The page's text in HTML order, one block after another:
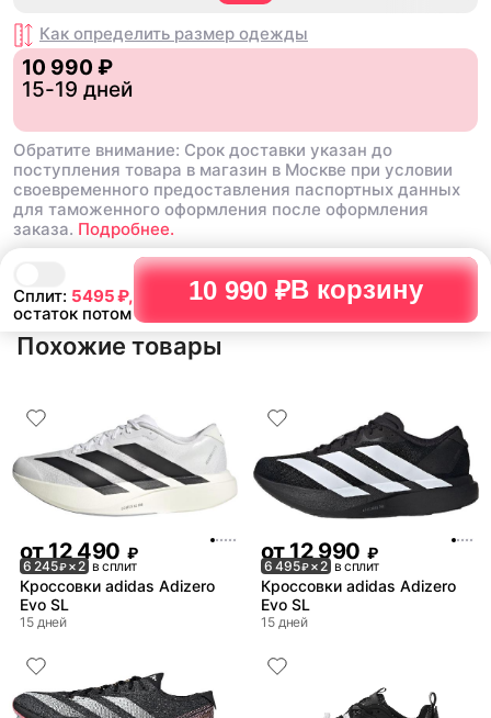
Сплит: 5495₽,
остаток потом
10 990 ₽В корзину
Как определить размер одежды
10 990 ₽
15-19 дней
Обратите внимание: Срок доставки указан до
поступления товара в магазин в Москве при условии
своевременного предоставления паспортных данных
для таможенного оформления после оформления
заказа. Подробнее.
Похожие товары
от 12 490 ₽
6 245₽× 2 в сплит
Кроссовки adidas Adizero
Evo SL
15 дней
от 12 990 ₽
6 495₽× 2 в сплит
Кроссовки adidas Adizero
Evo SL
15 дней